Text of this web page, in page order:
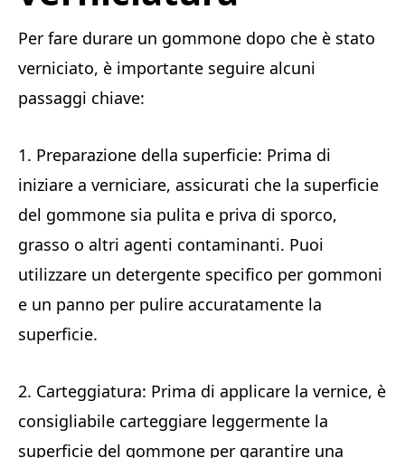
Per fare durare un gommone dopo che è stato
verniciato, è importante seguire alcuni
passaggi chiave:
1. Preparazione della superficie: Prima di
iniziare a verniciare, assicurati che la superficie
del gommone sia pulita e priva di sporco,
grasso o altri agenti contaminanti. Puoi
utilizzare un detergente specifico per gommoni
e un panno per pulire accuratamente la
superficie.
2. Carteggiatura: Prima di applicare la vernice, è
consigliabile carteggiare leggermente la
superficie del gommone per garantire una